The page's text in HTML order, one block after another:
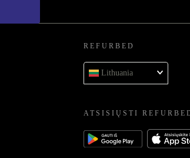
REFURBED
Lithuania
ATSISIŲSTI